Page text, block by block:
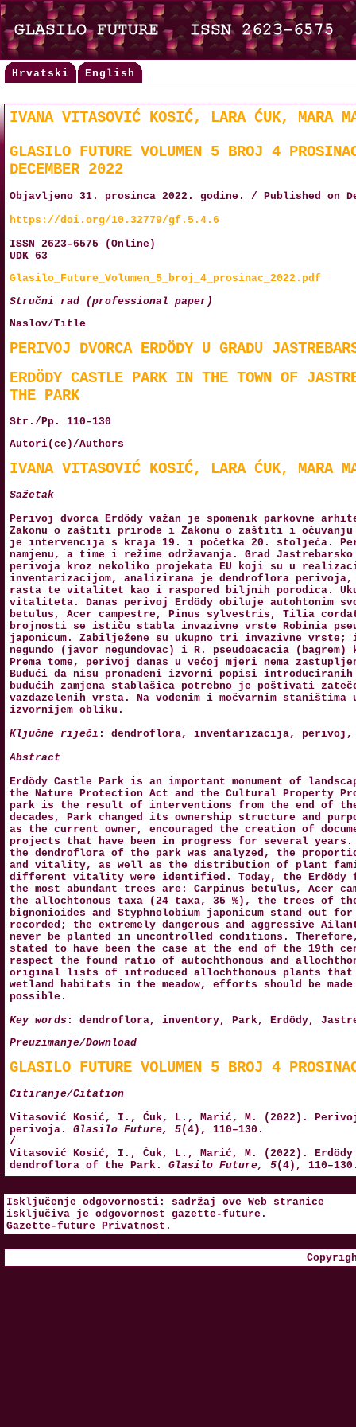
Hrvatski English
IVANA VITASOVIĆ KOSIĆ, LARA ĆUK, MARA
GLASILO FUTURE VOLUMEN 5 BROJ 4
DECEMBER 2022
Objavljeno 31. prosinca 2022. godine. / Published on
https://doi.org/10.32779/gf.5.4.6
ISSN 2623-6575 (Online)
UDK 63
Glasilo_Future_Volumen_5_broj_4_prosinac_2022.pdf
Stručni rad (professional paper)
Naslov/Title
PERIVOJ DVORCA ERDÖDY U GRADU
ERDÖDY CASTLE PARK IN THE TOWN OF
THE PARK
Str./Pp. 110–130
Autori(ce)/Authors
IVANA VITASOVIĆ KOSIĆ, LARA ĆUK, MARA
Sažetak
Perivoj dvorca Erdödy važan je spomenik parkovne
Zakonu o zaštiti prirode i Zakonu o zaštiti i očuvanju
je intervencija s kraja 19. i početka 20. stoljeća.
namjenu, a time i režime održavanja. Grad
perivoja kroz nekoliko projekata EU koji su u
inventarizacijom, analizirana je dendroflora
rasta te vitalitet kao i raspored biljnih porodica.
vitaliteta. Danas perivoj Erdödy obiluje autohtonim
betulus, Acer campestre, Pinus sylvestris, Tilia
brojnosti se ističu stabla invazivne vrste Robinia
japonicum. Zabilježene su ukupno tri invazivne
negundo (javor negundovac) i R. pseudoacacia
Prema tome, perivoj danas u većoj mjeri nema
Budući da nisu pronađeni izvorni popisi
budućih zamjena stablašica potrebno je poštivati
vazdazelenih vrsta. Na vodenim i močvarnim
izvornijem obliku.
Ključne riječi : dendroflora, inventarizacija, perivoj,
Abstract
Erdödy Castle Park is an important monument of
the Nature Protection Act and the Cultural Property
park is the result of interventions from the end of
decades, Park changed its ownership structure and
as the current owner, encouraged the creation of
projects that have been in progress for several
the dendroflora of the park was analyzed, the
and vitality, as well as the distribution of plant
different vitality were identified. Today, the Erdödy
the most abundant trees are: Carpinus betulus, Acer
the allochtonous taxa (24 taxa, 35 %), the trees of
bignonioides and Styphnolobium japonicum stand out
recorded; the extremely dangerous and aggressive
never be planted in uncontrolled conditions.
stated to have been the case at the end of the 19th
respect the found ratio of autochthonous and
original lists of introduced allochthonous plants that
wetland habitats in the meadow, efforts should be
possible.
Key words : dendroflora, inventory, Park, Erdödy,
Preuzimanje/Download
Citiranje/Citation
Vitasović Kosić, I., Ćuk, L., Marić, M. (2022). Perivoj
perivoja. Glasilo Future, 5(4), 110–130.
/
Vitasović Kosić, I., Ćuk, L., Marić, M. (2022).
dendroflora of the Park. Glasilo Future, 5(4),
Isključenje odgovornosti: sadržaj ove Web stranice
isključiva je odgovornost gazette-future .
Gazette-future Privatnost .